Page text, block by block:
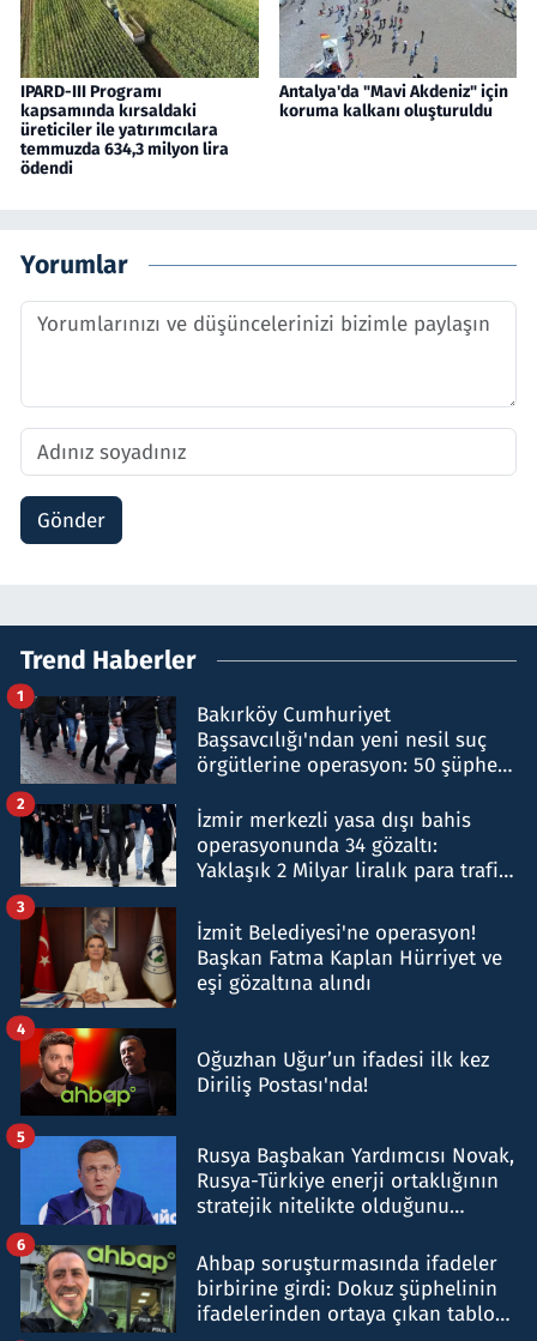
IPARD-III Programı
kapsamında kırsaldaki
üreticiler ile yatırımcılara
temmuzda 634,3 milyon lira
ödendi
Antalya'da "Mavi Akdeniz" için
koruma kalkanı oluşturuldu
Yorumlar
Gönder
Trend Haberler
Bakırköy Cumhuriyet
Başsavcılığı'ndan yeni nesil suç
örgütlerine operasyon: 50 şüpheli
1
İzmir merkezli yasa dışı bahis
operasyonunda 34 gözaltı:
Yaklaşık 2 Milyar liralık para trafiği
2
İzmit Belediyesi'ne operasyon!
Başkan Fatma Kaplan Hürriyet ve
eşi gözaltına alındı
3
Oğuzhan Uğur’un ifadesi ilk kez
Diriliş Postası'nda!
4
Rusya Başbakan Yardımcısı Novak,
Rusya-Türkiye enerji ortaklığının
stratejik nitelikte olduğunu
5
Ahbap soruşturmasında ifadeler
birbirine girdi: Dokuz şüphelinin
ifadelerinden ortaya çıkan tablo
6